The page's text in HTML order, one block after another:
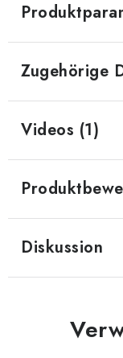
Zugehörige
Videos (1)
Diskussion